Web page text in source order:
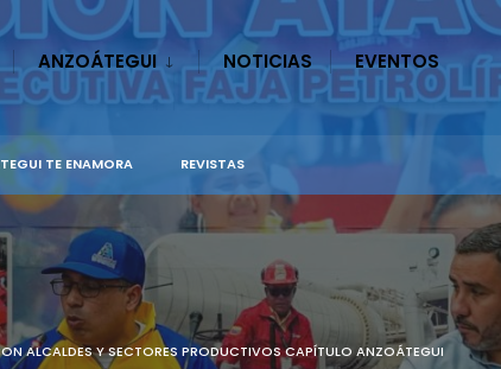
ANZOÁTEGUI NOTICIAS EVENTOS
TE ENAMORA REVISTAS
ALCALDES Y SECTORES PRODUCTIVOS CAPÍTULO ANZOÁTEGUI